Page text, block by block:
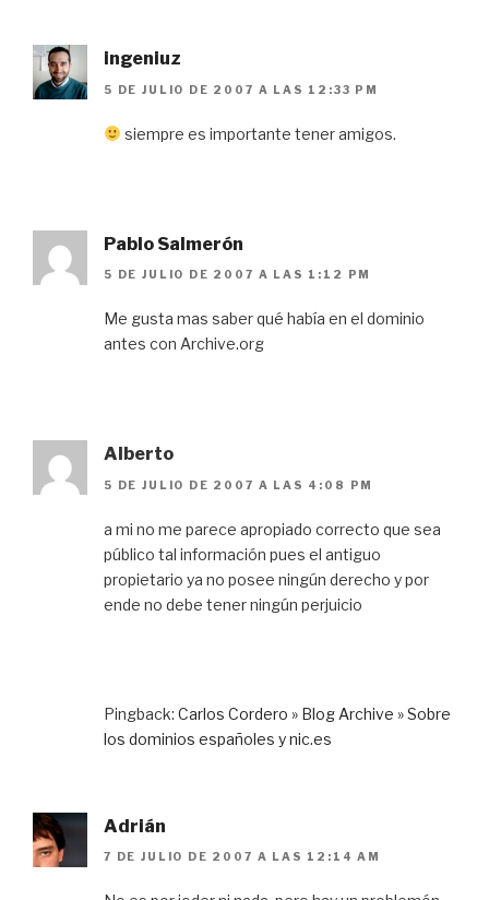
ingeniuz
5 DE JULIO DE 2007 A LAS 12:33 PM
siempre es importante tener amigos.
Pablo Salmerón
5 DE JULIO DE 2007 A LAS 1:12 PM
Me gusta mas saber qué había en el dominio
antes con Archive.org
Alberto
5 DE JULIO DE 2007 A LAS 4:08 PM
a mi no me parece apropiado correcto que sea
público tal información pues el antiguo
propietario ya no posee ningún derecho y por
ende no debe tener ningún perjuicio
Pingback: Carlos Cordero » Blog Archive » Sobre
los dominios españoles y nic.es
Adrián
7 DE JULIO DE 2007 A LAS 12:14 AM